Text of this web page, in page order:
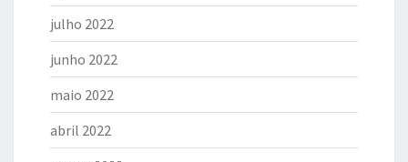
julho 2022
junho 2022
maio 2022
abril 2022